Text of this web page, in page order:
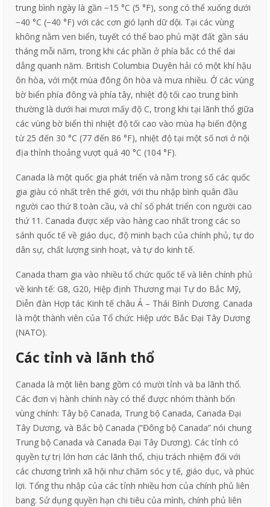
trung bình ngày là gần −15 °C (5 °F), song có thể xuống dưới
−40 °C (−40 °F) với các cơn gió lạnh dữ dội. Tại các vùng
không nằm ven biển, tuyết có thể bao phủ mặt đất gần sáu
tháng mỗi năm, trong khi các phần ở phía bắc có thể dai
dẳng quanh năm. British Columbia Duyên hải có một khí hậu
ôn hòa, với một mùa đông ôn hòa và mưa nhiều. Ở các vùng
bờ biển phía đông và phía tây, nhiệt độ tối cao trung bình
thường là dưới hai mươi mấy độ C, trong khi tại lãnh thổ giữa
các vùng bờ biển thì nhiệt độ tối cao vào mùa hạ biến động
từ 25 đến 30 °C (77 đến 86 °F), nhiệt độ tại một số nơi ở nội
địa thỉnh thoảng vượt quá 40 °C (104 °F).
Canada là một quốc gia phát triển và nằm trong số các quốc
gia giàu có nhất trên thế giới, với thu nhập bình quân đầu
người cao thứ 8 toàn cầu, và chỉ số phát triển con người cao
thứ 11. Canada được xếp vào hàng cao nhất trong các so
sánh quốc tế về giáo dục, độ minh bạch của chính phủ, tự do
dân sự, chất lượng sinh hoạt, và tự do kinh tế.
Canada tham gia vào nhiều tổ chức quốc tế và liên chính phủ
về kinh tế: G8, G20, Hiệp định Thương mại Tự do Bắc Mỹ,
Diễn đàn Hợp tác Kinh tế châu Á – Thái Bình Dương. Canada
là một thành viên của Tổ chức Hiệp ước Bắc Đại Tây Dương
(NATO).
Các tỉnh và lãnh thổ
Canada là một liên bang gồm có mười tỉnh và ba lãnh thổ.
Các đơn vị hành chính này có thể được nhóm thành bốn
vùng chính: Tây bộ Canada, Trung bộ Canada, Canada Đại
Tây Dương, và Bắc bộ Canada (“Đông bộ Canada” nói chung
Trung bộ Canada và Canada Đại Tây Dương). Các tỉnh có
quyền tự trị lớn hơn các lãnh thổ, chịu trách nhiệm đối với
các chương trình xã hội như chăm sóc y tế, giáo dục, và phúc
lợi. Tổng thu nhập của các tỉnh nhiều hơn của chính phủ liên
bang. Sử dụng quyền hạn chi tiêu của mình, chính phủ liên